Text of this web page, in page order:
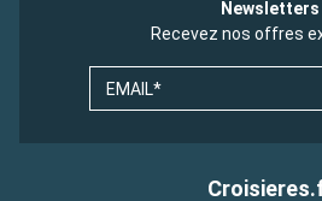
Newsletters
Recevez nos offres
EMAIL*